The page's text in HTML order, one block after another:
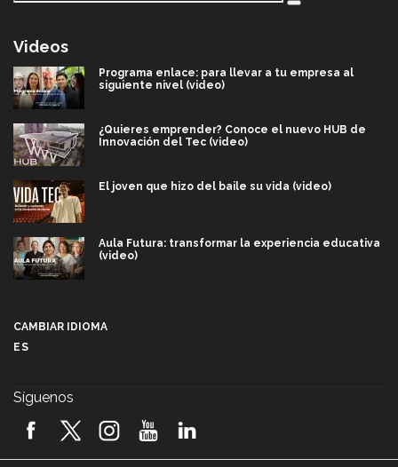
Videos
Programa enlace: para llevar a tu empresa al
siguiente nivel (video)
¿Quieres emprender? Conoce el nuevo HUB de
Innovación del Tec (video)
El joven que hizo del baile su vida (video)
Aula Futura: transformar la experiencia educativa
(video)
2026! (video)
CAMBIAR IDIOMA
ES
Síguenos